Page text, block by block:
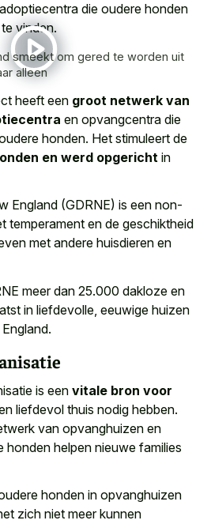
die oudere honden
vinden.
smeekt om gered te worden uit
alleen
heeft een groot netwerk van
en opvangcentra die
honden. Het stimuleert de
en werd opgericht in
England (GDRNE) is een non-
temperament en de geschiktheid
met andere huisdieren en
meer dan 25.000 dakloze en
in liefdevolle, eeuwige huizen
is een vitale bron voor
liefdevol thuis nodig hebben.
van opvanghuizen en
honden helpen nieuwe families
honden in opvanghuizen
zich niet meer kunnen